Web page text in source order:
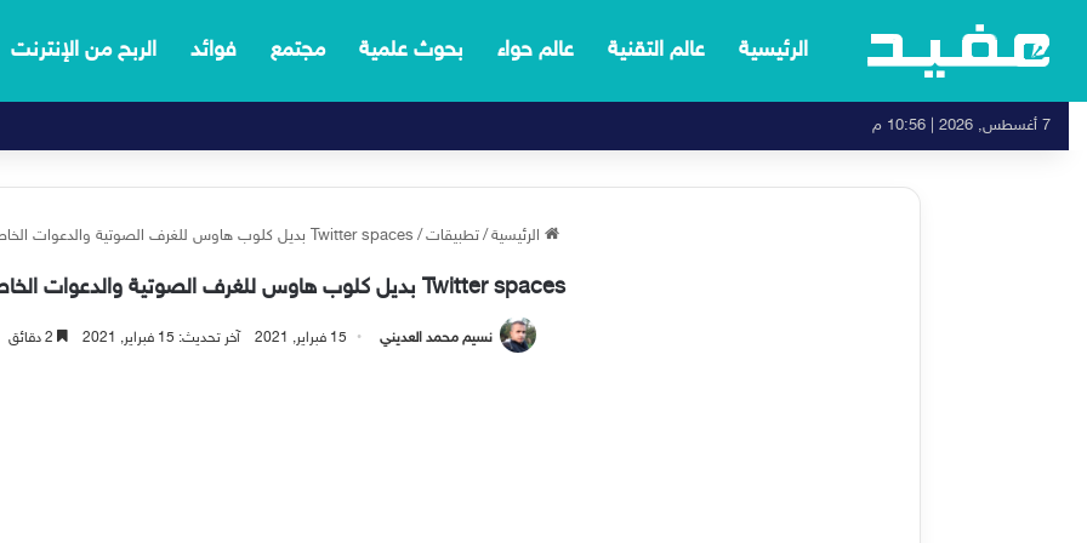
الرئيسية عالم التقنية عالم حواء بحوث علمية مجتمع فوائد الربح من الإنترنت
7 أغسطس, 2026 | 10:56 م
الرئيسية / تطبيقات / Twitter spaces بديل كلوب هاوس للغرف الصوتية والدعوات الخاصة
Twitter spaces بديل كلوب هاوس للغرف الصوتية والدعوات الخاصة
نسيم محمد العديني 15 فبراير, 2021 آخر تحديث: 15 فبراير, 2021